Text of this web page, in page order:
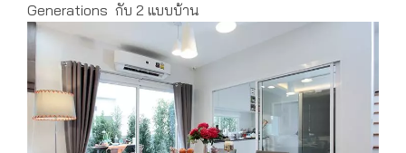
Generations กับ 2 แบบบ้าน